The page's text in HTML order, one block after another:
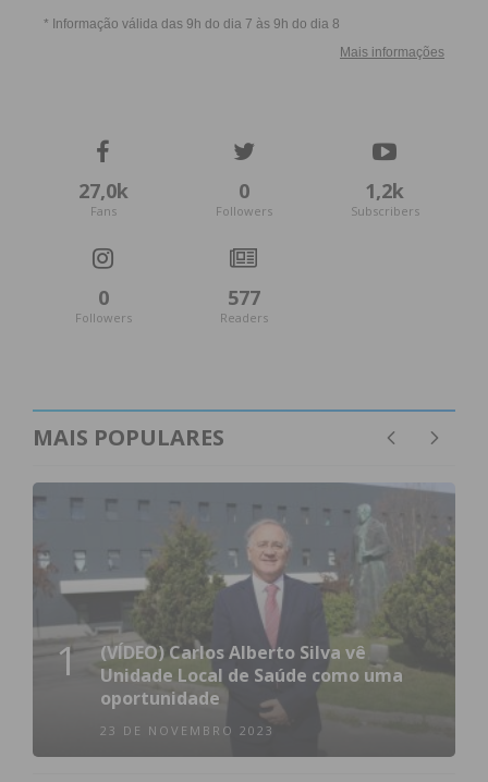
27,0k
Fans
0
Followers
1,2k
Subscribers
0
Followers
577
Readers
MAIS POPULARES
1
(VÍDEO) Carlos Alberto Silva vê
Unidade Local de Saúde como uma
oportunidade
23 DE NOVEMBRO 2023